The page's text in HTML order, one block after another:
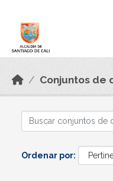
Conjuntos de
Ordenar por